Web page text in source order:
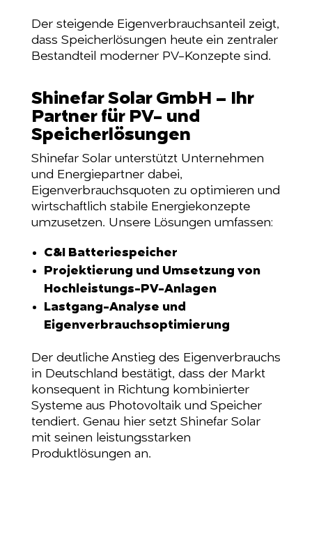
Der steigende Eigenverbrauchsanteil zeigt,
dass Speicherlösungen heute ein zentraler
Bestandteil moderner PV-Konzepte sind.
Shinefar Solar GmbH – Ihr
Partner für PV- und
Speicherlösungen
Shinefar Solar unterstützt Unternehmen
und Energiepartner dabei,
Eigenverbrauchsquoten zu optimieren und
wirtschaftlich stabile Energiekonzepte
umzusetzen. Unsere Lösungen umfassen:
C&I Batteriespeicher
Projektierung und Umsetzung von
Hochleistungs-PV-Anlagen
Lastgang-Analyse und
Eigenverbrauchsoptimierung
Der deutliche Anstieg des Eigenverbrauchs
in Deutschland bestätigt, dass der Markt
konsequent in Richtung kombinierter
Systeme aus Photovoltaik und Speicher
tendiert. Genau hier setzt Shinefar Solar
mit seinen leistungsstarken
Produktlösungen an.